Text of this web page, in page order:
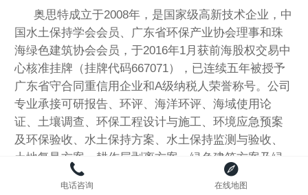
奥思特成立于2008年，是国家级高新技术企业，中
国水土保持学会会员、广东省环保产业协会理事和珠
海绿色建筑协会会员，于2016年1月获前海股权交易中
心核准挂牌（挂牌代码667071），已连续五年被授予
广东省守合同重信用企业和A级纳税人荣誉称号。公司
专业承接可研报告、环评、海洋环评、海域使用论
证、土壤调查、环保工程设计与施工、环境应急预案
及环保验收、水土保持方案、水土保持监测与验收、
土地复垦方案、耕作层剥离方案、绿色建筑方案及绿
建验收、海绵城市方案、节能报告和交通影响评价......
电话咨询 在线地图